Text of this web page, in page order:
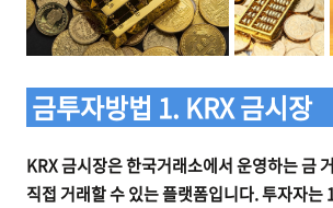
금투자방법 1. KRX 금시장
KRX 금시장은 한국거래소에서 운영하는 금
직접 거래할 수 있는 플랫폼입니다. 투자자는